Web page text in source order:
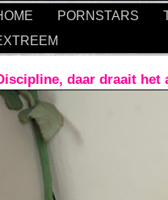
PORNSTARS
daar draait het